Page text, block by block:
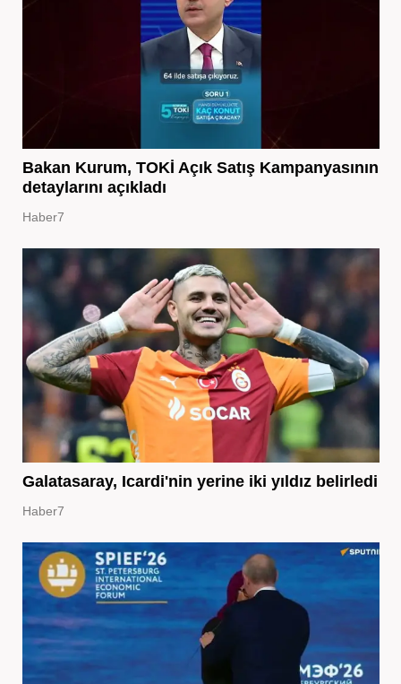
Bakan Kurum, TOKİ Açık Satış Kampanyasının
detaylarını açıkladı
Haber7
Galatasaray, Icardi'nin yerine iki yıldız belirledi
Haber7